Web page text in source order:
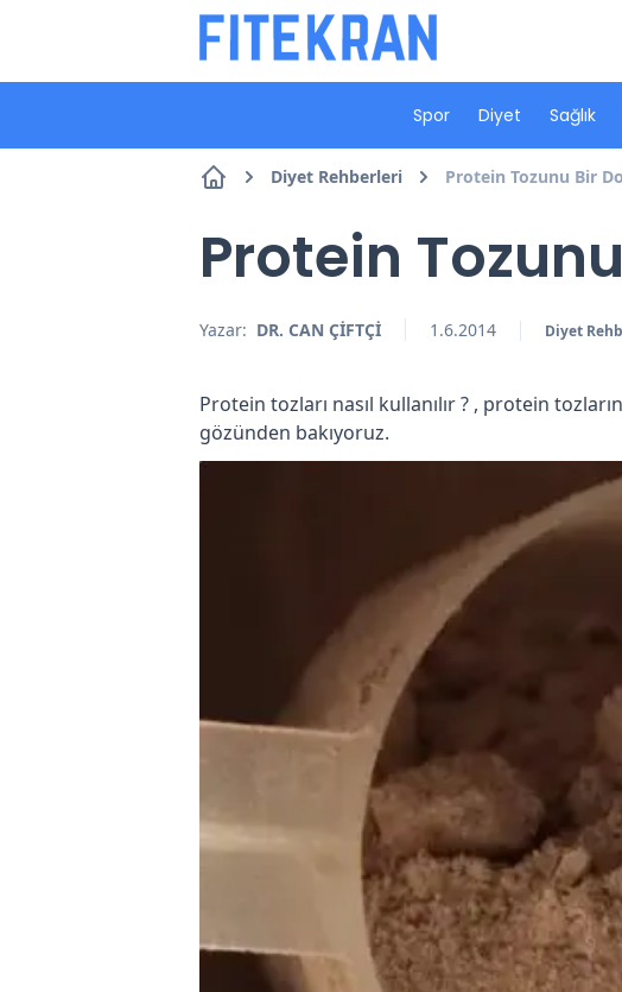
Spor Diyet Sağlık
Diyet Rehberleri Protein Tozunu Bir
Protein
Yazar: DR. CAN ÇİFTÇİ 1.6.2014 Diyet
Protein tozları nasıl kullanılır ? , protein
gözünden bakıyoruz.